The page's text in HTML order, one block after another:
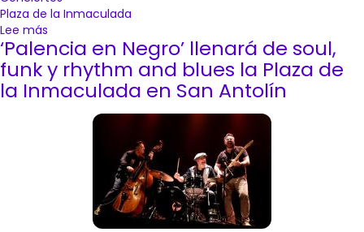
Plaza de la Inmaculada
Lee más
The
Fuzillis,
The
Buttshakers
protagonizan
‘Palencia en Negro’ llenará de soul,
funk y rhythm and blues la Plaza de
la Inmaculada en San Antolín